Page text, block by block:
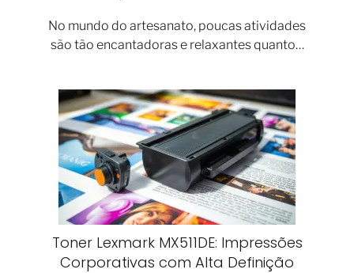
No mundo do artesanato, poucas atividades
são tão encantadoras e relaxantes quanto…
Toner Lexmark MX511DE: Impressões
Corporativas com Alta Definição